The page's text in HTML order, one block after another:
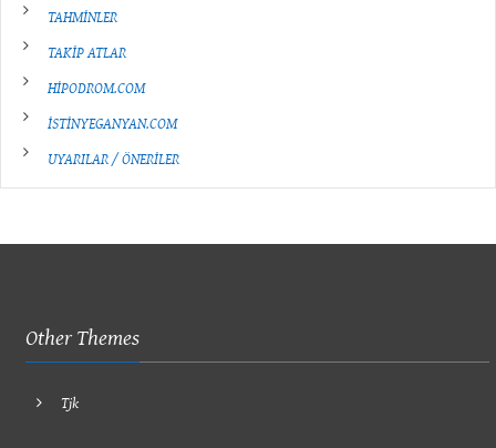
TAHMİNLER
TAKİP ATLAR
HİPODROM.COM
İSTİNYEGANYAN.COM
UYARILAR / ÖNERİLER
Other Themes
Tjk